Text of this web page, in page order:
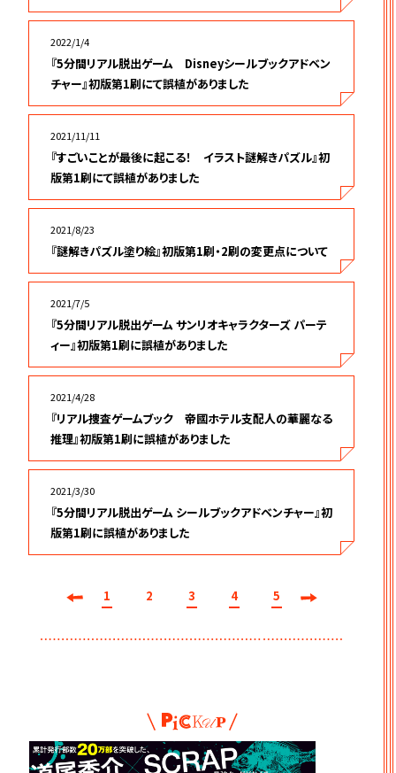
2022/1/4
『5分間リアル脱出ゲーム Disneyシールブックアドベン
チャー』初版第1刷にて誤植がありました
2021/11/11
『すごいことが最後に起こる！ イラスト謎解きパズル』初
版第1刷にて誤植がありました
2021/8/23
『謎解きパズル塗り絵』初版第1刷・2刷の変更点について
2021/7/5
『5分間リアル脱出ゲーム サンリオキャラクターズ パーテ
ィー』初版第1刷に誤植がありました
2021/4/28
『リアル捜査ゲームブック 帝國ホテル支配人の華麗なる
推理』初版第1刷に誤植がありました
2021/3/30
『5分間リアル脱出ゲーム シールブックアドベンチャー』初
版第1刷に誤植がありました
前へ
1 2 3 4 5